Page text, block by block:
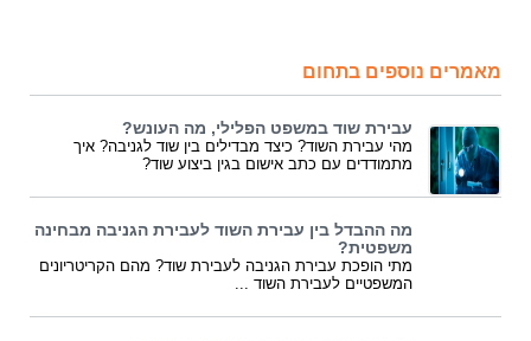
מאמרים נוספים בתחום
עבירת שוד במשפט הפלילי, מה העונש?
מהי עבירת השוד? כיצד מבדילים בין שוד לגניבה? איך
מתמודדים עם כתב אישום בגין ביצוע שוד?
מה ההבדל בין עבירת השוד לעבירת הגניבה מבחינה
משפטית?
מתי הופכת עבירת הגניבה לעבירת שוד? מהם הקריטריונים
המשפטיים לעבירת השוד ...